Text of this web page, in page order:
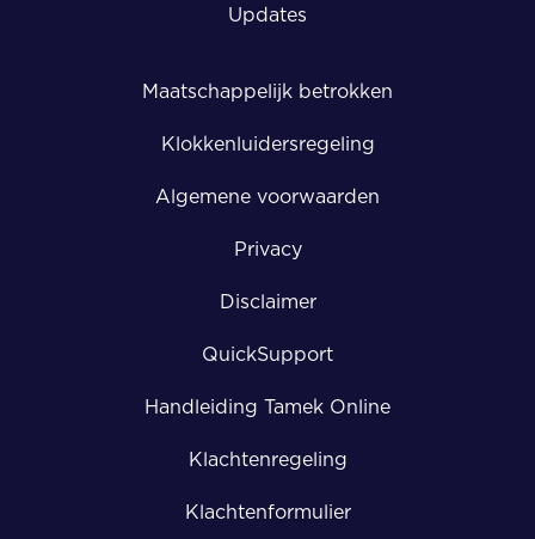
Updates
Maatschappelijk betrokken
Klokkenluidersregeling
Algemene voorwaarden
Privacy
Disclaimer
QuickSupport
Handleiding Tamek Online
Klachtenregeling
Klachtenformulier